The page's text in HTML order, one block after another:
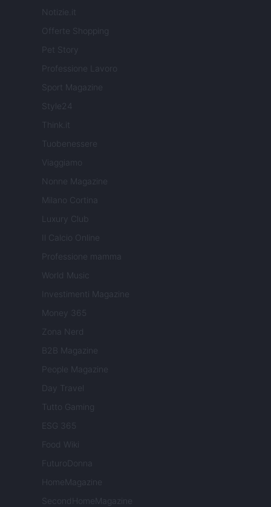
Notizie.it
Offerte Shopping
Pet Story
Professione Lavoro
Sport Magazine
Style24
Think.it
Tuobenessere
Viaggiamo
Nonne Magazine
Milano Cortina
Luxury Club
Il Calcio Online
Professione mamma
World Music
Investimenti Magazine
Money 365
Zona Nerd
B2B Magazine
People Magazine
Day Travel
Tutto Gaming
ESG 365
Food Wiki
FuturoDonna
HomeMagazine
SecondHomeMagazine